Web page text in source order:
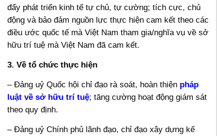
đẩy phát triển kinh tế tự chủ, tự cường; tích cực, chủ
động và bảo đảm nguồn lực thực hiện cam kết theo các
điều ước quốc tế mà Việt Nam tham gia/nghĩa vụ về sở
hữu trí tuệ mà Việt Nam đã cam kết.
3. Về tổ chức thực hiện
– Đảng uỷ Quốc hội chỉ đạo rà soát, hoàn thiện pháp
luật về sở hữu trí tuệ; tăng cường hoạt động giám sát
theo quy định.
– Đảng uỷ Chính phủ lãnh đạo, chỉ đạo xây dựng kế